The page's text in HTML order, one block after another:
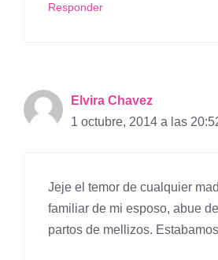
Responder
Elvira Chavez
1 octubre, 2014 a las
Jeje el temor de cualquier
familiar de mi esposo, abue
partos de mellizos.